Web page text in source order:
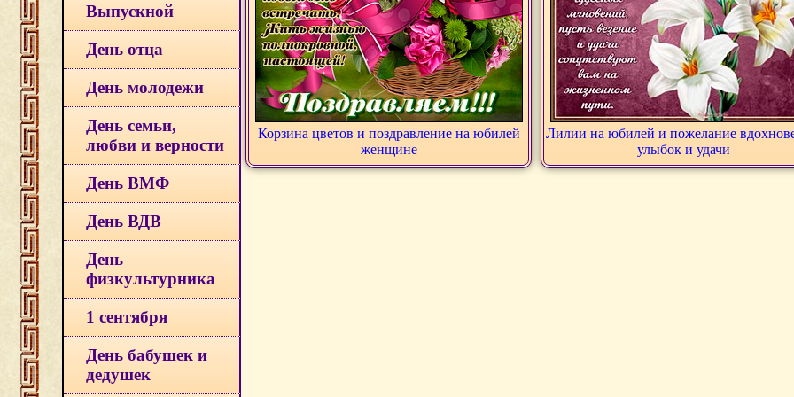
Выпускной
День отца
День молодежи
День семьи,
любви и верности
День ВМФ
День ВДВ
День
физкультурника
1 сентября
День бабушек и
дедушек
Корзина цветов и поздравление на юбилей
женщине
Лилии на юбилей и пожелание
улыбок и удачи